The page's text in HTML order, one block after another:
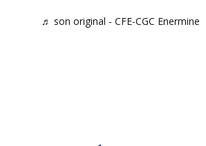
♬ son original - CFE-CGC Enermine